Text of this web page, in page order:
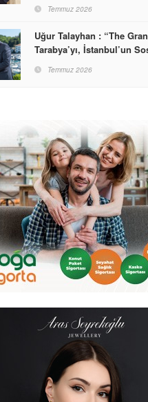
Temmuz 2026
Uğur Talayhan : “The
Tarabya’yı, İstanbul’un
Destinasyon Haline
Temmuz 2026